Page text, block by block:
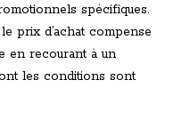
spécifiques.
prix d’achat compense
en recourant à un
les conditions sont